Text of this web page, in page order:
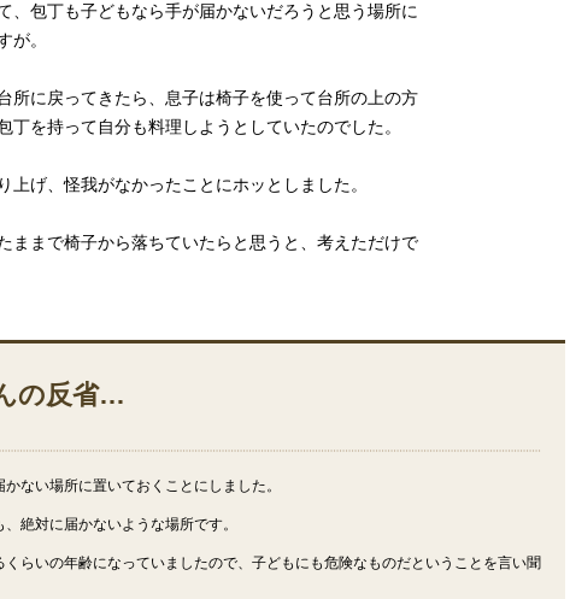
、包丁も子どもなら手が届かないだろうと思う場所に
が。
所に戻ってきたら、息子は椅子を使って台所の上の方
丁を持って自分も料理しようとしていたのでした。
上げ、怪我がなかったことにホッとしました。
ままで椅子から落ちていたらと思うと、考えただけで
の反省…
ない場所に置いておくことにしました。
絶対に届かないような場所です。
らいの年齢になっていましたので、子どもにも危険なものだということを言い聞